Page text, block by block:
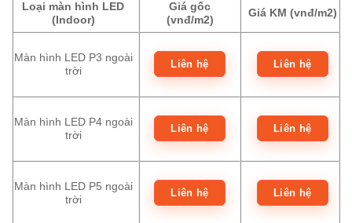
Loại màn hình LED
(Indoor)
Giá gốc
(vnđ/m2)
Giá KM (vnđ/m2)
Màn hình LED P3 ngoài
trời
Liên hệ Liên hệ
Màn hình LED P4 ngoài
trời
Liên hệ Liên hệ
Màn hình LED P5 ngoài
trời
Liên hệ Liên hệ